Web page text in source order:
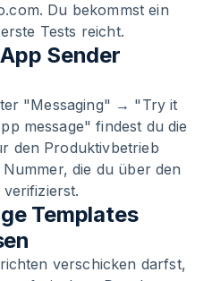
Du bekommst ein
Tests reicht.
Sender
"Messaging" → "Try it
message" findest du die
den Produktivbetrieb
die du über den
Templates
verschicken darfst,